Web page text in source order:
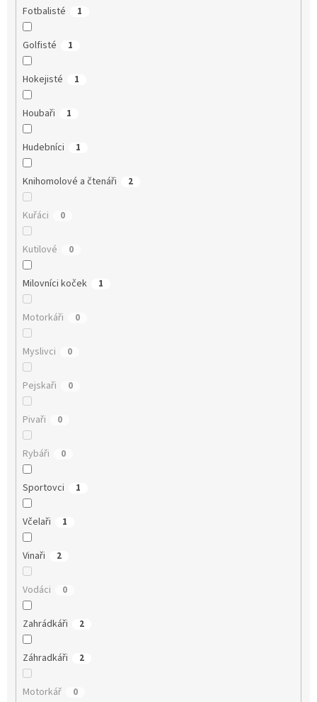
Fotbalisté 1
Golfisté 1
Hokejisté 1
Houbaři 1
Hudebníci 1
Knihomolové a čtenáři 2
Kuřáci 0
Kutilové 0
Milovníci koček 1
Motorkáři 0
Myslivci 0
Pejskaři 0
Pivaři 0
Rybáři 0
Sportovci 1
Včelaři 1
Vinaři 2
Vodáci 0
Zahrádkáři 2
Záhradkáři 2
Motorkář 0